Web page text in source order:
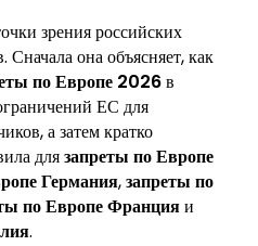
зрения российских
Сначала она объясняет, как
по Европе 2026в
ЕС для
а затем кратко
длязапреты по Европе
Германия,запреты по
по Европе Францияи
.